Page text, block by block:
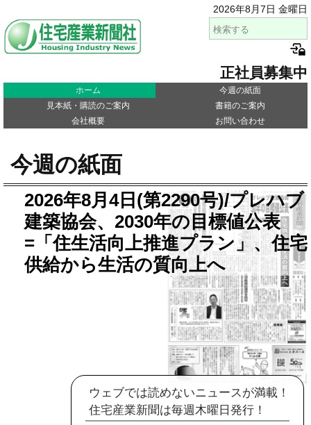
2026年8月7日 金曜日
正社員募集中
ホーム
今週の紙面
見本紙・購読のご案内
書籍のご案内
会社概要
お問い合わせ
今週の紙面
2026年8月4日(第2290号)/プレハブ
建築協会、2030年の目標値公表
=「住生活向上推進プラン」、住宅
供給から生活の質向上へ
ウェブでは読めないニュースが満載！
住宅産業新聞は毎週木曜日発行！